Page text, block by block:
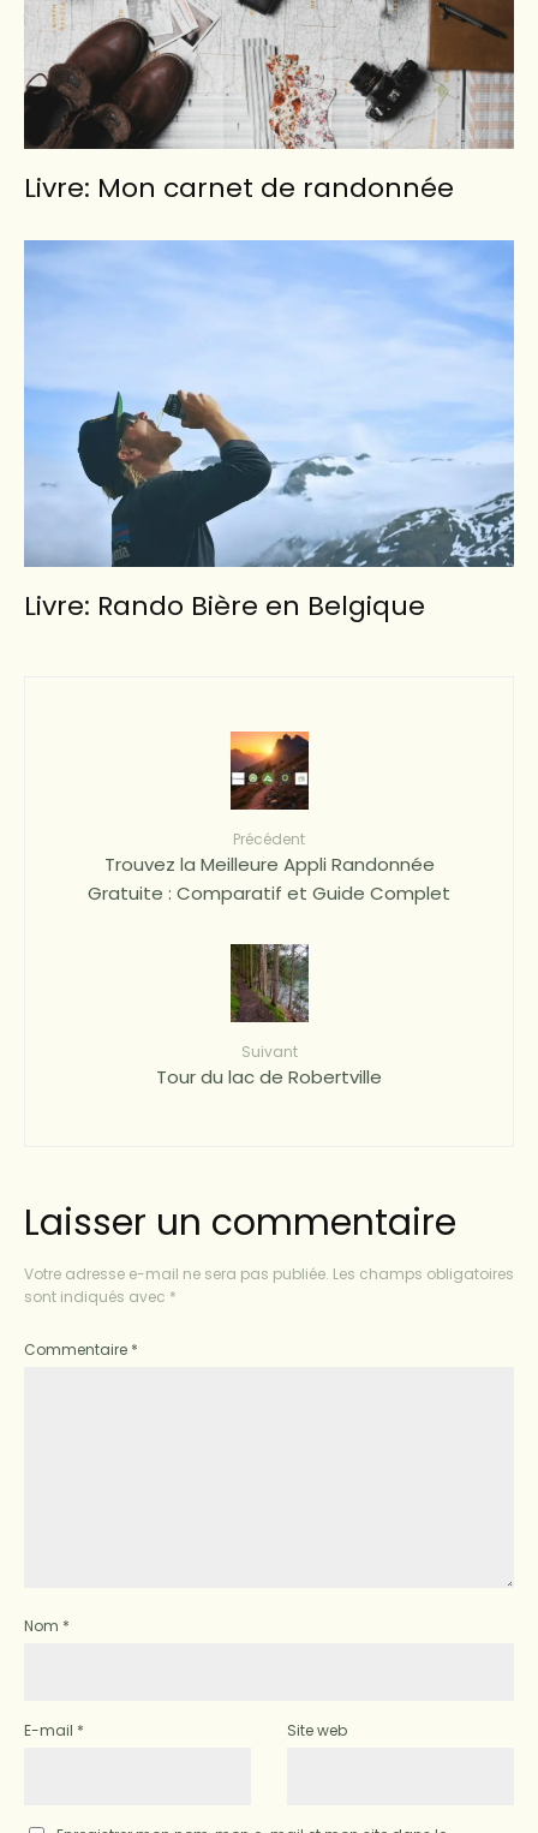
Livre: Mon carnet de randonnée
Livre: Rando Bière en Belgique
Précédent
Trouvez la Meilleure Appli Randonnée
Gratuite : Comparatif et Guide Complet
Suivant
Tour du lac de Robertville
Laisser un commentaire
Votre adresse e-mail ne sera pas publiée. Les champs obligatoires
sont indiqués avec *
Commentaire *
Nom *
E-mail * Site web